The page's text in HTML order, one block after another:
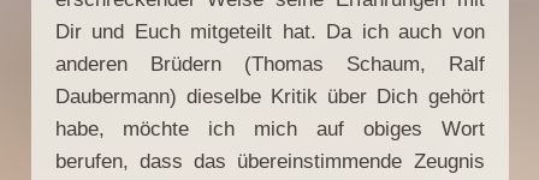
Dir und Euch mitgeteilt hat. Da ich auch von
anderen Brüdern (Thomas Schaum, Ralf
Daubermann) dieselbe Kritik über Dich gehört
habe, möchte ich mich auf obiges Wort
berufen, dass das übereinstimmende Zeugnis